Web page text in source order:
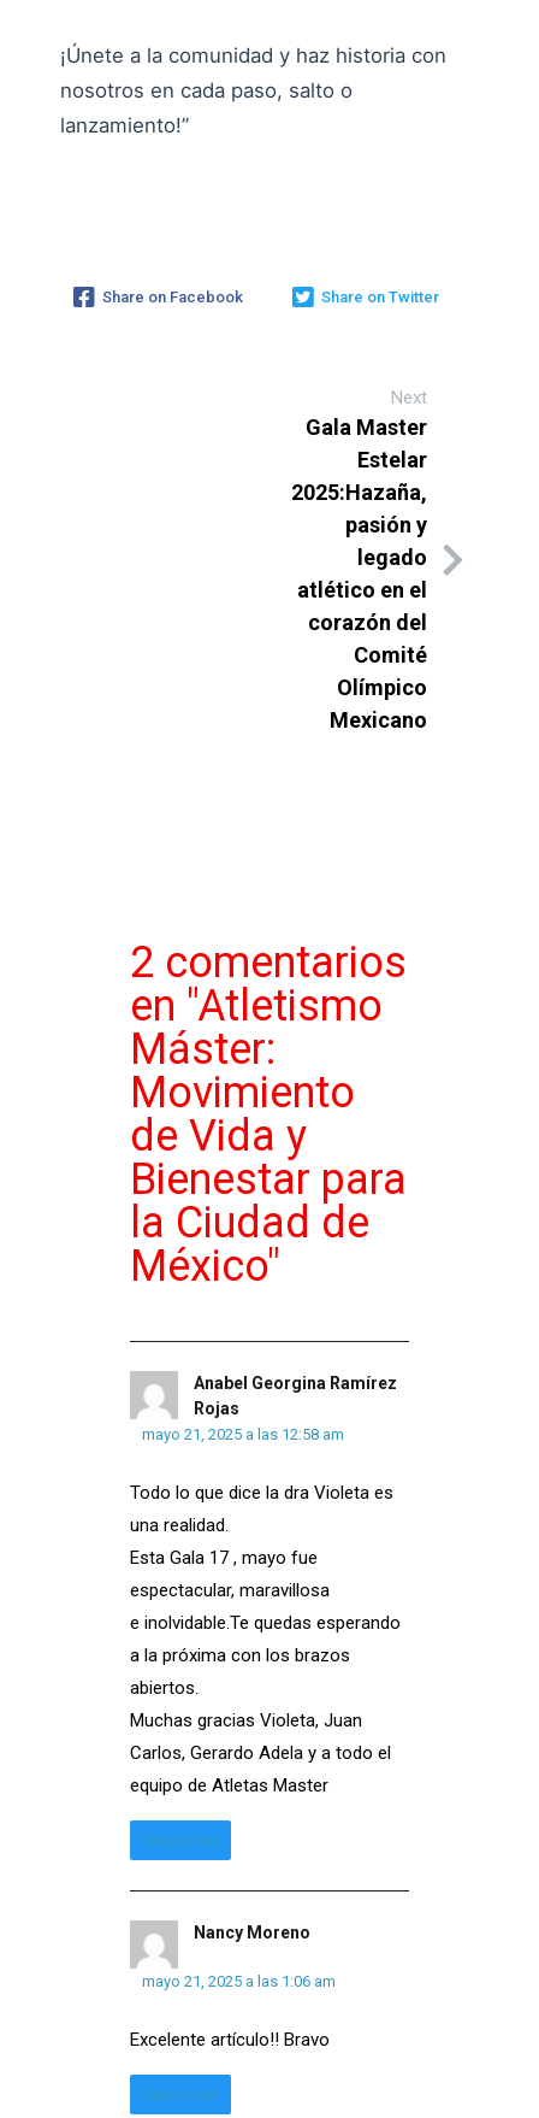
¡Únete a la comunidad y haz historia con
nosotros en cada paso, salto o
lanzamiento!”
Share on Facebook Share on Twitter
Next
Gala Master
Estelar
2025:Hazaña,
pasión y
legado
atlético en el
corazón del
Comité
Olímpico
Mexicano
2 comentarios
en "Atletismo
Máster:
Movimiento
de Vida y
Bienestar para
la Ciudad de
México"
Anabel Georgina Ramírez
Rojas
mayo 21, 2025 a las 12:58 am
Todo lo que dice la dra Violeta es
una realidad.
Esta Gala 17 , mayo fue
espectacular, maravillosa
e inolvidable.Te quedas esperando
a la próxima con los brazos
abiertos.
Muchas gracias Violeta, Juan
Carlos, Gerardo Adela y a todo el
equipo de Atletas Master
Responder
Nancy Moreno
mayo 21, 2025 a las 1:06 am
Excelente artículo!! Bravo
Responder